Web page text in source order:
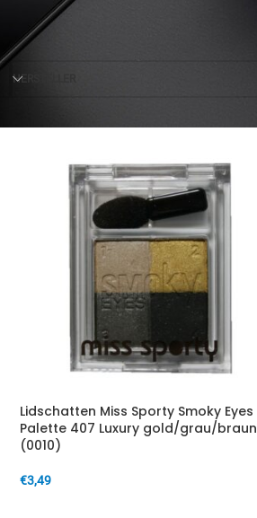
HERSTELLER
Lidschatten Miss Sporty Smoky Eyes
Palette 407 Luxury gold/grau/braun
(0010)
€3,49